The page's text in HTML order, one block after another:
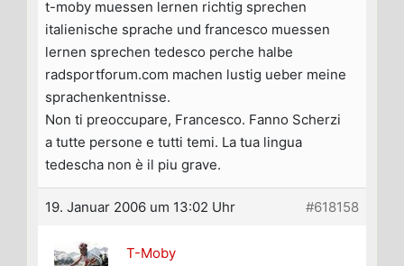
t-moby muessen lernen richtig sprechen
italienische sprache und francesco muessen
lernen sprechen tedesco perche halbe
radsportforum.com machen lustig ueber meine
sprachenkentnisse.
Non ti preoccupare, Francesco. Fanno Scherzi
a tutte persone e tutti temi. La tua lingua
tedescha non è il piu grave.
19. Januar 2006 um 13:02 Uhr #618158
T-Moby